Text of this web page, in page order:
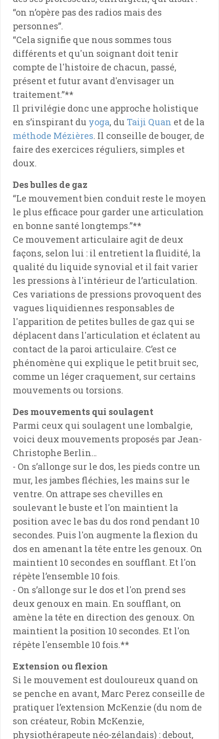
“on n’opère pas des radios mais des
personnes”.
“Cela signifie que nous sommes tous
différents et qu'un soignant doit tenir
compte de l'histoire de chacun, passé,
présent et futur avant d'envisager un
traitement.”**
Il privilégie donc une approche holistique
en s’inspirant du yoga, du Taiji Quan et de la
méthode Mézières. Il conseille de bouger, de
faire des exercices réguliers, simples et
doux.
Des bulles de gaz
“Le mouvement bien conduit reste le moyen
le plus efficace pour garder une articulation
en bonne santé longtemps.”**
Ce mouvement articulaire agit de deux
façons, selon lui : il entretient la fluidité, la
qualité du liquide synovial et il fait varier
les pressions à l'intérieur de l’articulation.
Ces variations de pressions provoquent des
vagues liquidiennes responsables de
l'apparition de petites bulles de gaz qui se
déplacent dans l'articulation et éclatent au
contact de la paroi articulaire. C’est ce
phénomène qui explique le petit bruit sec,
comme un léger craquement, sur certains
mouvements ou torsions.
Des mouvements qui soulagent
Parmi ceux qui soulagent une lombalgie,
voici deux mouvements proposés par Jean-
Christophe Berlin…
- On s’allonge sur le dos, les pieds contre un
mur, les jambes fléchies, les mains sur le
ventre. On attrape ses chevilles en
soulevant le buste et l'on maintient la
position avec le bas du dos rond pendant 10
secondes. Puis l'on augmente la flexion du
dos en amenant la tête entre les genoux. On
maintient 10 secondes en soufflant. Et l'on
répète l’ensemble 10 fois.
- On s’allonge sur le dos et l'on prend ses
deux genoux en main. En soufflant, on
amène la tête en direction des genoux. On
maintient la position 10 secondes. Et l'on
répète l'ensemble 10 fois.**
Extension ou flexion
Si le mouvement est douloureux quand on
se penche en avant, Marc Perez conseille de
pratiquer l’extension McKenzie (du nom de
son créateur, Robin McKenzie,
physiothérapeute néo-zélandais) : debout,